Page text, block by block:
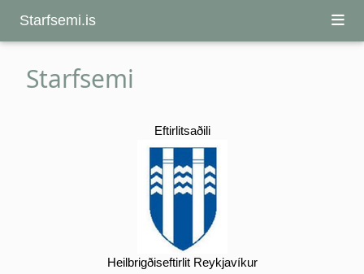
Starfsemi.is
Starfsemi
Eftirlitsaðili
Heilbrigðiseftirlit Reykjavíkur